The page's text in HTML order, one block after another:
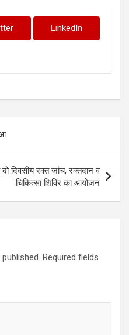
LinkedIn
दिवसीय रक्त जांच, रक्तदान व
चिकित्सा शिविर का आयोजन
Required fields